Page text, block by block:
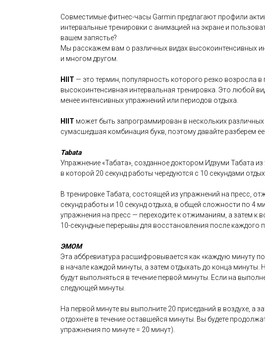
Совместимые фитнес-часы Garmin предлагают профили
интервальные тренировки с анимацией на экране и
вашем запястье?
Мы расскажем вам о различных видах высокоинтенсивных
и многом другом.
HIIT — это термин, популярность которого резко возросла
высокоинтенсивная интервальная тренировка. Это любой
менее интенсивных упражнений или периодов отдыха.
HIIT может быть запрограммирован в нескольких
сумасшедшая комбинация букв, поэтому давайте разберем
Tabata
Упражнение «Табата», созданное доктором Идзуми Табата
в которой 20 секунд работы чередуются с 10 секундами
В тренировке Табата, состоящей из упражнений на пресс,
секунд работы и 10 секунд отдыха, в общей сложности по 4
упражнения на пресс — переходите к отжиманиям, а затем к
10-секундные перерывы для восстановления после каждого
ЭМОМ
Эта аббревиатура расшифровывается как «каждую минуту
в начале каждой минуты, а затем отдыхать до конца
будут выполняться в течение первой минуты. Если на
следующей минуты.
На первой минуте вы выполните 20 приседаний в воздухе, а
отдохнёте в течение оставшейся минуты. Вы будете
упражнения по минуте = 20 минут).